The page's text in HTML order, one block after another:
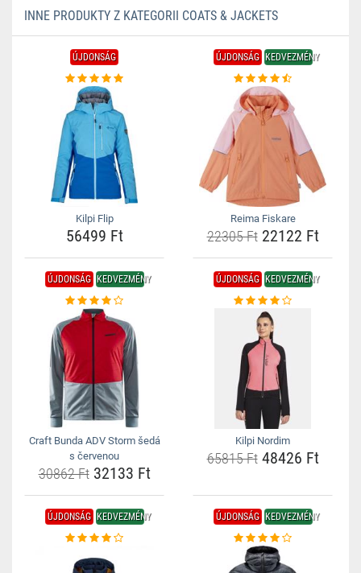
INNE PRODUKTY Z KATEGORII COATS & JACKETS
ÚJDONSÁG
Kilpi Flip
56499 Ft
ÚJDONSÁG KEDVEZMÉNY
Reima Fiskare
22305 Ft22122 Ft
ÚJDONSÁG KEDVEZMÉNY
Craft Bunda ADV Storm šedá
s červenou
30862 Ft32133 Ft
ÚJDONSÁG KEDVEZMÉNY
Kilpi Nordim
65815 Ft48426 Ft
ÚJDONSÁG KEDVEZMÉNY ÚJDONSÁG KEDVEZMÉNY